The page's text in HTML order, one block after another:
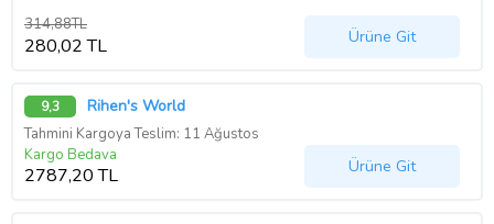
314,88TL
280,02 TL Ürüne Git
9,3 Rihen's World
Tahmini Kargoya Teslim: 11 Ağustos
Kargo Bedava
2787,20 TL Ürüne Git